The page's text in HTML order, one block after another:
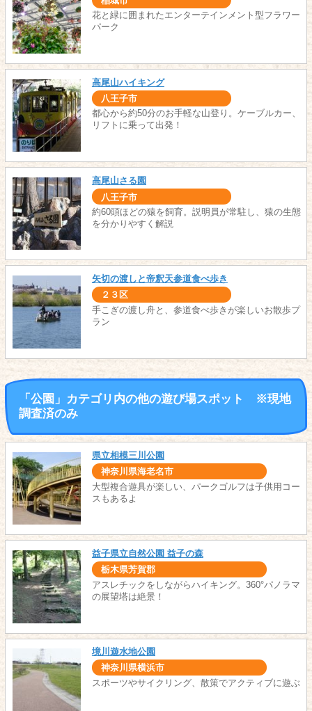
花と緑に囲まれたエンターテインメント型フラワー
パーク
高尾山ハイキング
八王子市
都心から約50分のお手軽な山登り。ケーブルカー、
リフトに乗って出発！
高尾山さる園
八王子市
約60頭ほどの猿を飼育。説明員が常駐し、猿の生態
を分かりやすく解説
矢切の渡しと帝釈天参道食べ歩き
２３区
手こぎの渡し舟と、参道食べ歩きが楽しいお散歩プ
ラン
「公園」カテゴリ内の他の遊び場スポット ※現地
調査済のみ
県立相模三川公園
神奈川県海老名市
大型複合遊具が楽しい、パークゴルフは子供用コー
スもあるよ
益子県立自然公園 益子の森
栃木県芳賀郡
アスレチックをしながらハイキング。360°パノラマ
の展望塔は絶景！
境川遊水地公園
神奈川県横浜市
スポーツやサイクリング、散策でアクティブに遊ぶ